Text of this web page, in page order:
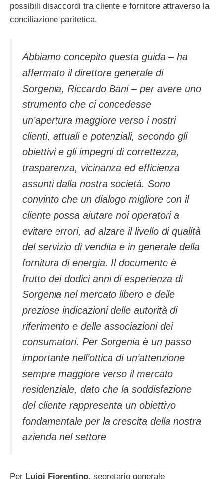
possibili disaccordi tra cliente e fornitore attraverso la
conciliazione paritetica.
Abbiamo concepito questa guida – ha
affermato il direttore generale di
Sorgenia, Riccardo Bani – per avere uno
strumento che ci concedesse
un’apertura maggiore verso i nostri
clienti, attuali e potenziali, secondo gli
obiettivi e gli impegni di correttezza,
trasparenza, vicinanza ed efficienza
assunti dalla nostra società. Sono
convinto che un dialogo migliore con il
cliente possa aiutare noi operatori a
evitare errori, ad alzare il livello di qualità
del servizio di vendita e in generale della
fornitura di energia. Il documento è
frutto dei dodici anni di esperienza di
Sorgenia nel mercato libero e delle
preziose indicazioni delle autorità di
riferimento e delle associazioni dei
consumatori. Per Sorgenia è un passo
importante nell’ottica di un’attenzione
sempre maggiore verso il mercato
residenziale, dato che la soddisfazione
del cliente rappresenta un obiettivo
fondamentale per la crescita della nostra
azienda nel settore
Per Luigi Fiorentino, segretario generale